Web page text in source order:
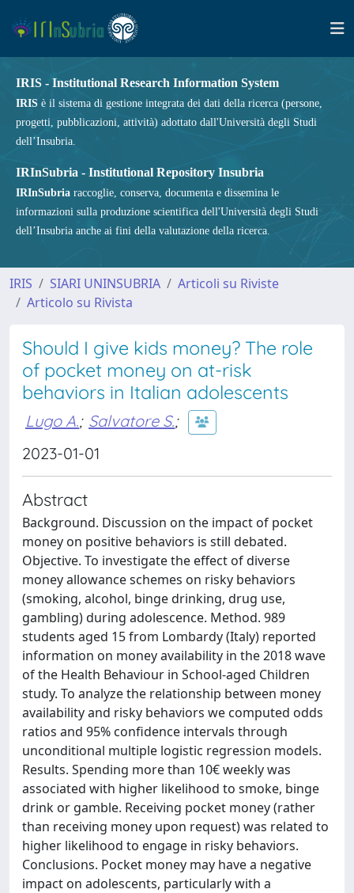
IRIS - Institutional Research Information System
IRIS è il sistema di gestione integrata dei dati della ricerca (persone,
progetti, pubblicazioni, attività) adottato dall'Università degli Studi
dell’Insubria.
IRInSubria - Institutional Repository Insubria
IRInSubria raccoglie, conserva, documenta e dissemina le
informazioni sulla produzione scientifica dell'Università degli Studi
dell’Insubria anche ai fini della valutazione della ricerca.
IRIS SIARI UNINSUBRIA
Articoli su Riviste
Articolo su Rivista
Should I give kids money? The role
of pocket money on at-risk
behaviors in Italian adolescents
Lugo A.; Salvatore S.;
2023-01-01
Abstract
Background. Discussion on the impact of pocket
money on positive behaviors is still debated.
Objective. To investigate the effect of diverse
money allowance schemes on risky behaviors
(smoking, alcohol, binge drinking, drug use,
gambling) during adolescence. Method. 989
students aged 15 from Lombardy (Italy) reported
information on money availability in the 2018 wave
of the Health Behaviour in School-aged Children
study. To analyze the relationship between money
availability and risky behaviors we computed odds
ratios and 95% confidence intervals through
unconditional multiple logistic regression models.
Results. Spending more than 10€ weekly was
associated with higher likelihood to smoke, binge
drink or gamble. Receiving pocket money (rather
than receiving money upon request) was related to
higher likelihood to engage in risky behaviors.
Conclusions. Pocket money may have a negative
impact on adolescents, particularly with a